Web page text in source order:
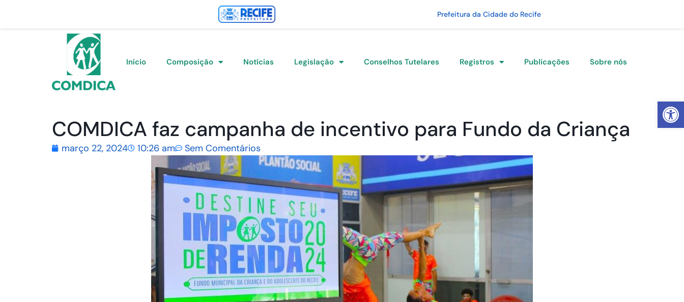
Abrir
Prefeitura da Cidade do Recife
Início Composição Notícias Legislação Conselhos Tutelares Registros Publicações Sobre nós
COMDICA faz campanha de incentivo para Fundo da Criança
março 22, 2024 10:26 am Sem Comentários